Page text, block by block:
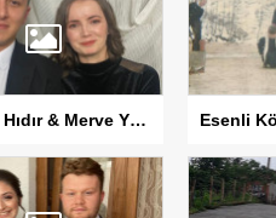
İbrahim Hıdır & Merve Yılmaz Çifti Sözlendi